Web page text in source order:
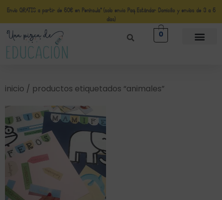
Envío GRATIS a partir de 50€ en Península* (solo envio Paq Estándar Domicilio y envíos de 3 a 5
días)
0
inicio / productos etiquetados “animales”